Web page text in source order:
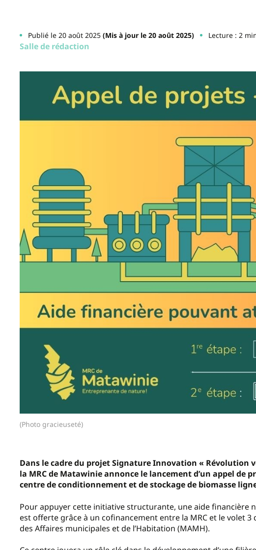
Publié le 20 août 2025(Mis à jour le 20 août 2025) Lecture : 2
Salle de rédaction
(Photo gracieuseté)
Dans le cadre du projet Signature Innovation « Révolution
la MRC de Matawinie annonce le lancement d’un appel de
centre de conditionnement et de stockage de biomasse
Pour appuyer cette initiative structurante, une aide financière
est offerte grâce à un cofinancement entre la MRC et le volet
des Affaires municipales et de l’Habitation (MAMH).